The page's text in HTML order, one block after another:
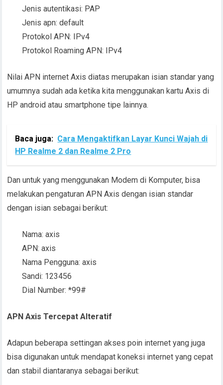
Jenis autentikasi: PAP
Jenis apn: default
Protokol APN: IPv4
Protokol Roaming APN: IPv4
Nilai APN internet Axis diatas merupakan isian standar yang
umumnya sudah ada ketika kita menggunakan kartu Axis di
HP android atau smartphone tipe lainnya.
Baca juga: Cara Mengaktifkan Layar Kunci Wajah di
HP Realme 2 dan Realme 2 Pro
Dan untuk yang menggunakan Modem di Komputer, bisa
melakukan pengaturan APN Axis dengan isian standar
dengan isian sebagai berikut:
Nama: axis
APN: axis
Nama Pengguna: axis
Sandi: 123456
Dial Number: *99#
APN Axis Tercepat Alteratif
Adapun beberapa settingan akses poin internet yang juga
bisa digunakan untuk mendapat koneksi internet yang cepat
dan stabil diantaranya sebagai berikut: